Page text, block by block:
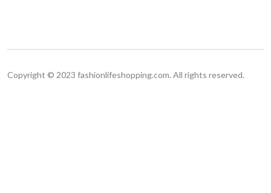
Copyright © 2023 fashionlifeshopping.com. All rights reserved.